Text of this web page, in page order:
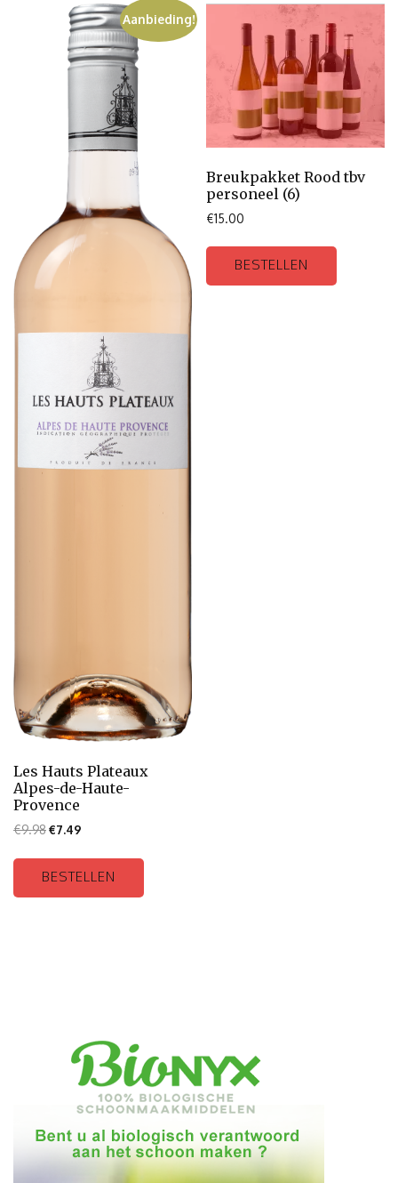
Aanbieding!
Les Hauts Plateaux
Alpes-de-Haute-
Provence
€9.98€7.49
BESTELLEN
Breukpakket Rood tbv
personeel (6)
€15.00
BESTELLEN